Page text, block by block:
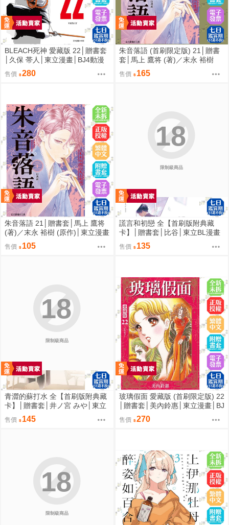
BLEACH死神 愛藏版 22│贈書套
│久保 帯人│東立漫畫│BJ4動漫
售價 280
朱音落語 (首刷限定版) 21│贈書
套│馬上 鷹将 (著)／末永 裕樹
(原作)│東立漫畫│BJ4動漫
售價 165
朱音落語 21│贈書套│馬上 鷹将
(著)／末永 裕樹 (原作)│東立漫畫
│BJ4動漫
售價 105
限制級商品
18
謊言和初戀 全【首刷版附典藏
卡】│贈書套│比谷│東立BL漫畫
│BJ4動漫
售價 135
限制級商品
18
青澀的蘇打水 全【首刷版附典藏
卡】│贈書套│井ノ宮 みや│東立
BL漫畫│BJ4動漫
售價 145
玻璃假面 愛藏版 (首刷限定版) 22
│贈書套│美內鈴惠│東立漫畫│BJ
4動漫
售價 270
限制級商品
18